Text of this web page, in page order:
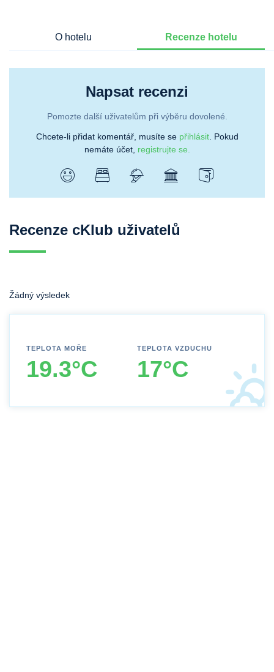
O hotelu Recenze hotelu
Napsat recenzi
Pomozte další uživatelům při výběru dovolené.
Chcete-li přidat komentář, musíte se přihlásit. Pokud
nemáte účet, registrujte se.
Recenze cKlub uživatelů
Žádný výsledek
TEPLOTA MOŘE
19.3°C
TEPLOTA VZDUCHU
17°C